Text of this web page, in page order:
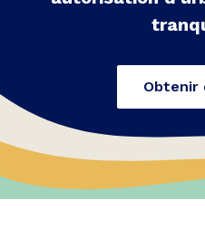
Obtenir